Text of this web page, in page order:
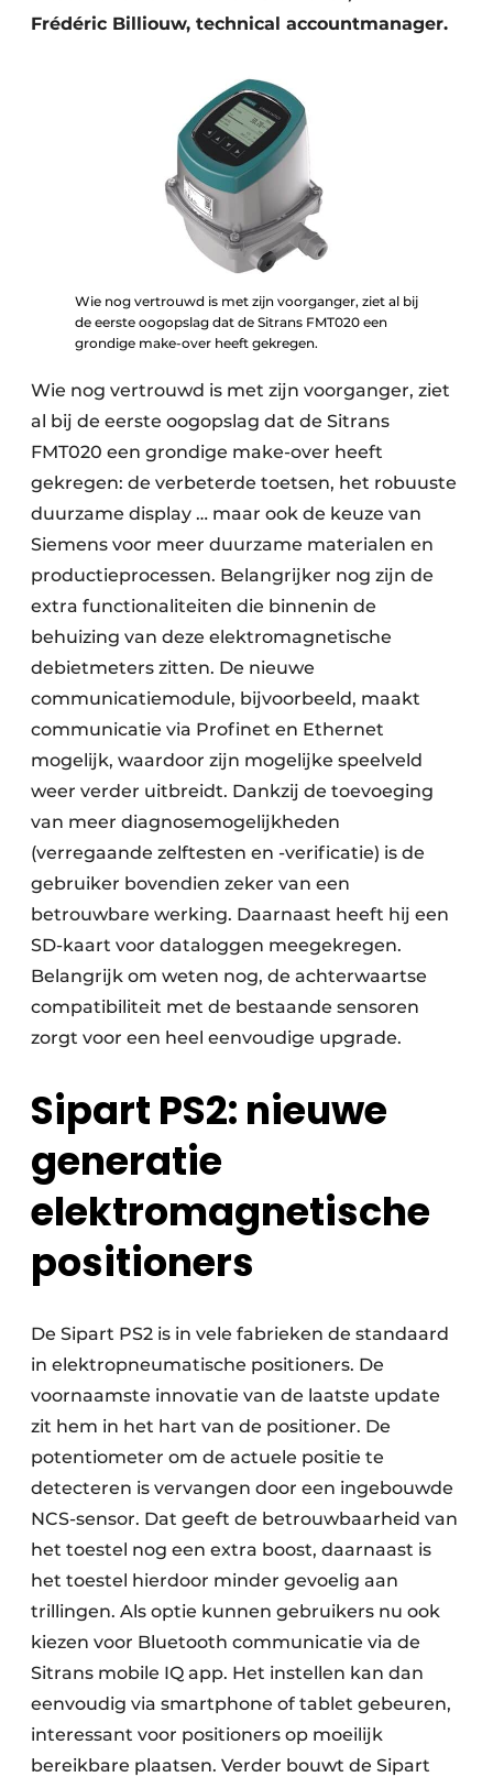
Frédéric Billiouw, technical accountmanager.
Wie nog vertrouwd is met zijn voorganger, ziet al bij
de eerste oogopslag dat de Sitrans FMT020 een
grondige make-over heeft gekregen.
Wie nog vertrouwd is met zijn voorganger, ziet
al bij de eerste oogopslag dat de Sitrans
FMT020 een grondige make-over heeft
gekregen: de verbeterde toetsen, het robuuste
duurzame display … maar ook de keuze van
Siemens voor meer duurzame materialen en
productieprocessen. Belangrijker nog zijn de
extra functionaliteiten die binnenin de
behuizing van deze elektromagnetische
debietmeters zitten. De nieuwe
communicatiemodule, bijvoorbeeld, maakt
communicatie via Profinet en Ethernet
mogelijk, waardoor zijn mogelijke speelveld
weer verder uitbreidt. Dankzij de toevoeging
van meer diagnosemogelijkheden
(verregaande zelftesten en -verificatie) is de
gebruiker bovendien zeker van een
betrouwbare werking. Daarnaast heeft hij een
SD-kaart voor dataloggen meegekregen.
Belangrijk om weten nog, de achterwaartse
compatibiliteit met de bestaande sensoren
zorgt voor een heel eenvoudige upgrade.
Sipart PS2: nieuwe
generatie
elektromagnetische
positioners
De Sipart PS2 is in vele fabrieken de standaard
in elektropneumatische positioners. De
voornaamste innovatie van de laatste update
zit hem in het hart van de positioner. De
potentiometer om de actuele positie te
detecteren is vervangen door een ingebouwde
NCS-sensor. Dat geeft de betrouwbaarheid van
het toestel nog een extra boost, daarnaast is
het toestel hierdoor minder gevoelig aan
trillingen. Als optie kunnen gebruikers nu ook
kiezen voor Bluetooth communicatie via de
Sitrans mobile IQ app. Het instellen kan dan
eenvoudig via smartphone of tablet gebeuren,
interessant voor positioners op moeilijk
bereikbare plaatsen. Verder bouwt de Sipart